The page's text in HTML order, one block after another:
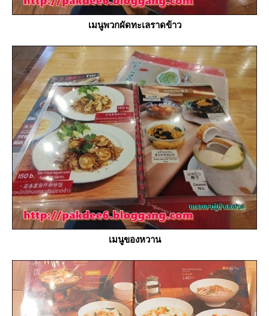
เมนูพวกผัดทะเลราดข้าว
เมนูของหวาน